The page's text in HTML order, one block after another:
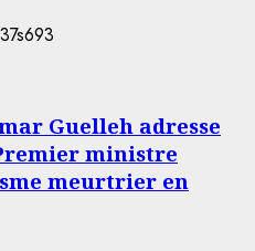
Guelleh adresse
ministre
meurtrier en